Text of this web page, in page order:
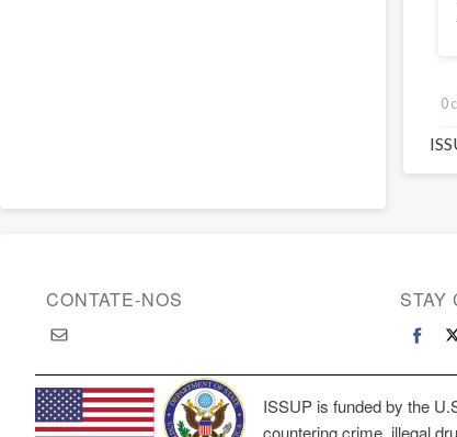
0
CONTATE-NOS STAY
ISSUP is funded by the
countering crime, illegal